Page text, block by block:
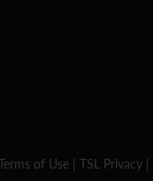
of Use | TSL Privacy |